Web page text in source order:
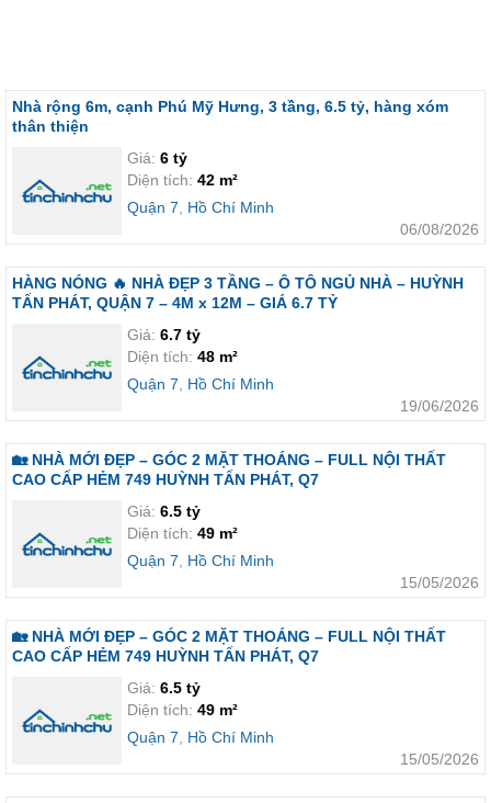
Nhà rộng 6m, cạnh Phú Mỹ Hưng, 3 tầng, 6.5 tỷ, hàng xóm
thân thiện
Giá: 6 tỷ
Diện tích: 42 m²
Quận 7
Hồ Chí Minh
06/08/2026
HÀNG NÓNG 🔥 NHÀ ĐẸP 3 TẦNG – Ô TÔ NGỦ NHÀ – HUỲNH
TẤN PHÁT, QUẬN 7 – 4M x 12M – GIÁ 6.7 TỶ
Giá: 6.7 tỷ
Diện tích: 48 m²
Quận 7
Hồ Chí Minh
19/06/2026
🏡 NHÀ MỚI ĐẸP – GÓC 2 MẶT THOÁNG – FULL NỘI THẤT
CAO CẤP HẺM 749 HUỲNH TẤN PHÁT, Q7
Giá: 6.5 tỷ
Diện tích: 49 m²
Quận 7
Hồ Chí Minh
15/05/2026
🏡 NHÀ MỚI ĐẸP – GÓC 2 MẶT THOÁNG – FULL NỘI THẤT
CAO CẤP HẺM 749 HUỲNH TẤN PHÁT, Q7
Giá: 6.5 tỷ
Diện tích: 49 m²
Quận 7
Hồ Chí Minh
15/05/2026